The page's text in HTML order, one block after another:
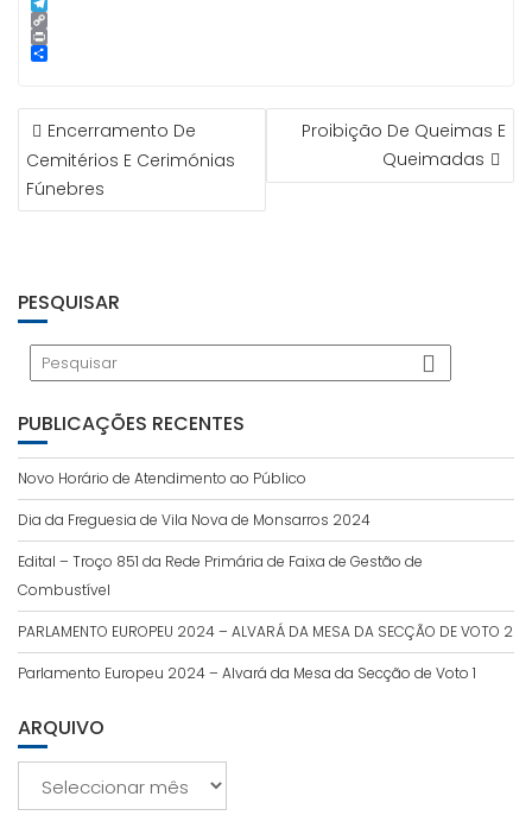
e
r
e
d
I
t
e
r
n
e
k
y
p
T
e
l
m
C
o
n
k
P
e
NAVEGAÇÃO
DE
ARTIGOS
Encerramento De
Cemitérios E Cerimónias
Fúnebres
Proibição De Queimas E
Queimadas
PESQUISAR
PUBLICAÇÕES RECENTES
Novo Horário de Atendimento ao Público
Dia da Freguesia de Vila Nova de Monsarros 2024
Edital – Troço 851 da Rede Primária de Faixa de Gestão de
Combustível
PARLAMENTO EUROPEU 2024 – ALVARÁ DA MESA DA SECÇÃO DE VOTO 2
Parlamento Europeu 2024 – Alvará da Mesa da Secção de Voto 1
ARQUIVO